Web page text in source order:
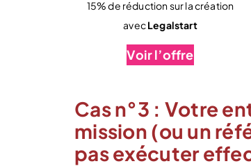
15% de réduction sur la création
avecLegalstart
Voir l’offre
Cas n°3 : Votre
mission (ou un
pas exécuter